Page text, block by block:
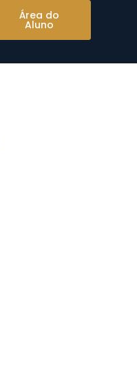
Área do
Aluno